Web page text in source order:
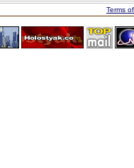
Terms